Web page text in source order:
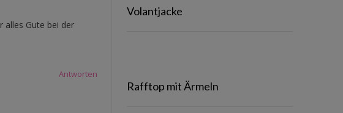
alles Gute bei der
Antworten
Volantjacke
Rafftop mit Ärmeln